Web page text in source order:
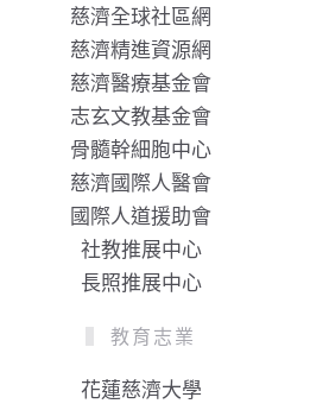
慈濟全球社區網
慈濟精進資源網
慈濟醫療基金會
志玄文教基金會
骨髓幹細胞中心
慈濟國際人醫會
國際人道援助會
社教推展中心
長照推展中心
教育志業
花蓮慈濟大學